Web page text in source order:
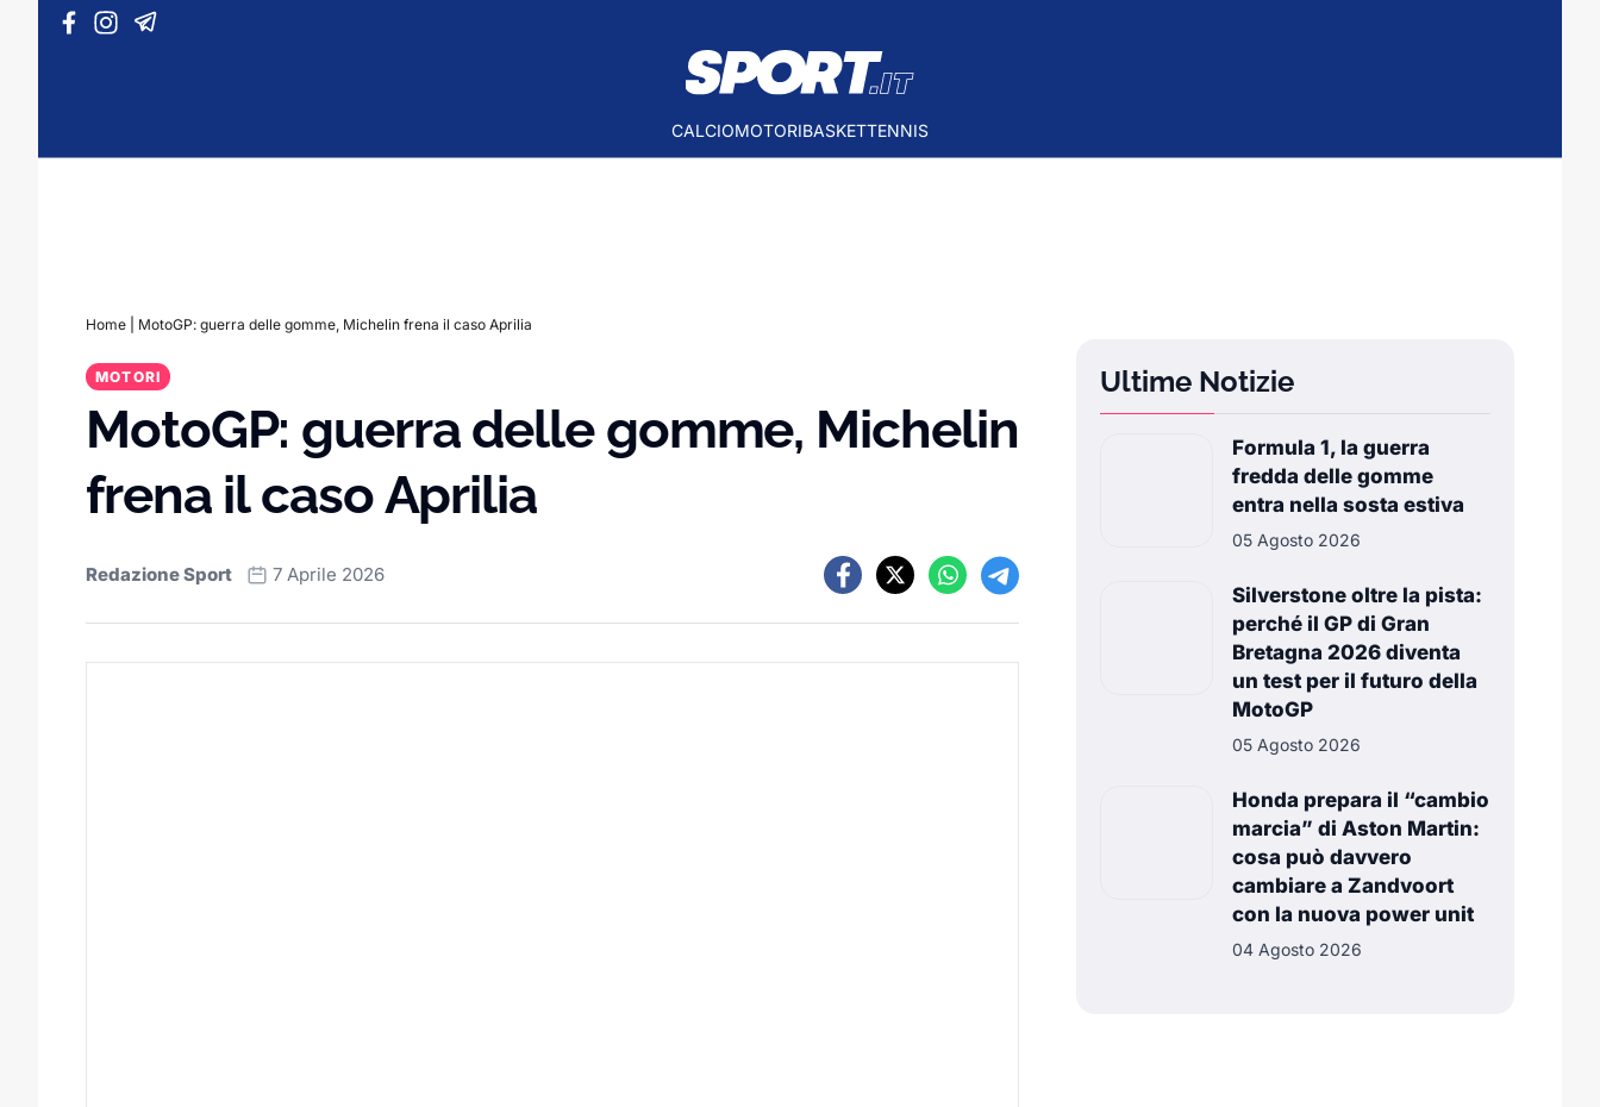
Vai al contenuto
CALCIOMOTORIBASKETTENNIS
Home MotoGP: guerra delle gomme, Michelin frena il caso Aprilia
MOTORI
MotoGP: guerra delle gomme, Michelin
frena il caso Aprilia
Redazione Sport 7 Aprile 2026
Ultime Notizie
Formula 1, la guerra
fredda delle gomme
entra nella sosta estiva
05 Agosto 2026
Silverstone oltre la pista:
perché il GP di Gran
Bretagna 2026 diventa
un test per il futuro della
MotoGP
05 Agosto 2026
Honda prepara il “cambio
marcia” di Aston Martin:
cosa può davvero
cambiare a Zandvoort
con la nuova power unit
04 Agosto 2026